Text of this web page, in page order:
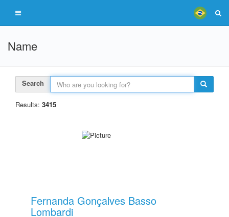
Name
Search
Results: 3415
Fernanda Gonçalves Basso
Lombardi